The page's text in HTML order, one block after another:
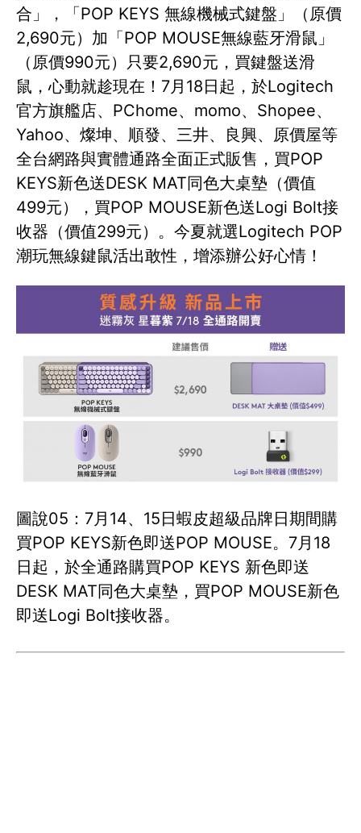
合」，「POP KEYS 無線機械式鍵盤」（原價
2,690元）加「POP MOUSE無線藍牙滑鼠」
（原價990元）只要2,690元，買鍵盤送滑
鼠，心動就趁現在！7月18日起，於Logitech
官方旗艦店、PChome、momo、Shopee、
Yahoo、燦坤、順發、三井、良興、原價屋等
全台網路與實體通路全面正式販售，買POP
KEYS新色送DESK MAT同色大桌墊（價值
499元），買POP MOUSE新色送Logi Bolt接
收器（價值299元）。今夏就選Logitech POP
潮玩無線鍵鼠活出敢性，增添辦公好心情！
圖說05：7月14、15日蝦皮超級品牌日期間購
買POP KEYS新色即送POP MOUSE。7月18
日起，於全通路購買POP KEYS 新色即送
DESK MAT同色大桌墊，買POP MOUSE新色
即送Logi Bolt接收器。